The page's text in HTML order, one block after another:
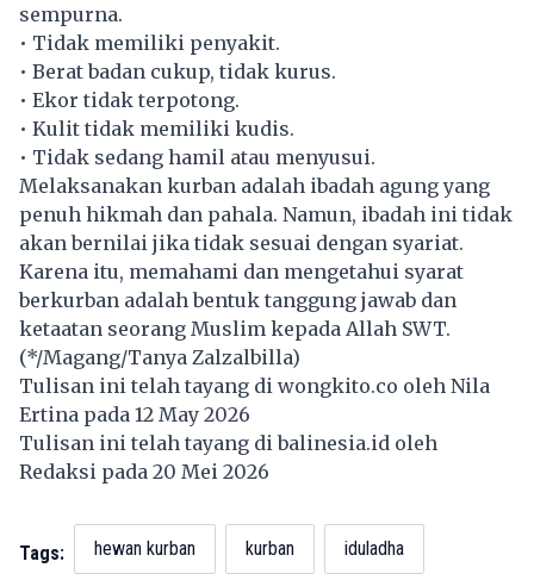
sempurna.
• Tidak memiliki penyakit.
• Berat badan cukup, tidak kurus.
• Ekor tidak terpotong.
• Kulit tidak memiliki kudis.
• Tidak sedang hamil atau menyusui.
Melaksanakan kurban adalah ibadah agung yang
penuh hikmah dan pahala. Namun, ibadah ini tidak
akan bernilai jika tidak sesuai dengan syariat.
Karena itu, memahami dan mengetahui syarat
berkurban adalah bentuk tanggung jawab dan
ketaatan seorang Muslim kepada Allah SWT.
(*/Magang/Tanya Zalzalbilla)
Tulisan ini telah tayang di wongkito.co oleh Nila
Ertina pada 12 May 2026
Tulisan ini telah tayang dibalinesia.id oleh
Redaksi pada 20 Mei 2026
Tags: hewan kurban kurban iduladha